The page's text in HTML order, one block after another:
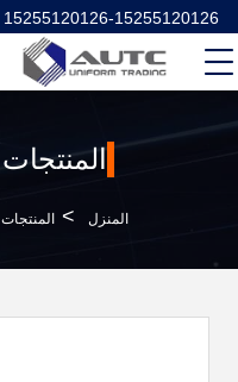
15255120126-15255120126
المنتجات
المنزل > المنتجات